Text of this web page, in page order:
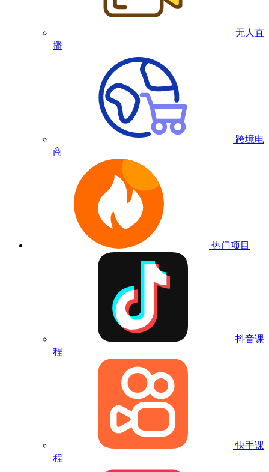
无人直
播
跨境电
商
热门项目
抖音课
程
快手课
程